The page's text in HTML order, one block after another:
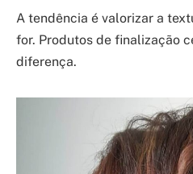
A tendência é valorizar a
for. Produtos de finalização
diferença.